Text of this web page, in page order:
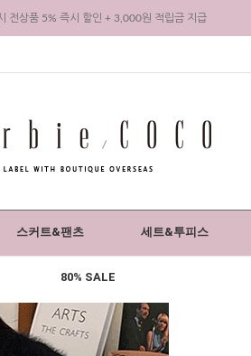
전상품 5% 즉시 할인 + 3,000원 적립금 지급
전상품 5% 즉시 할인 + 3,000원 적립금 지급
스커트&팬츠 세트&투피스
80% SALE